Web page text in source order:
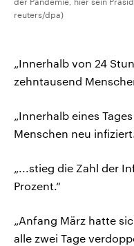
reuters/dpa)
„Innerhalb von 24
zehntausend
„Innerhalb eines
Menschen neu
„...stieg die Zahl der
Prozent.“
„Anfang März hatte
alle zwei Tage